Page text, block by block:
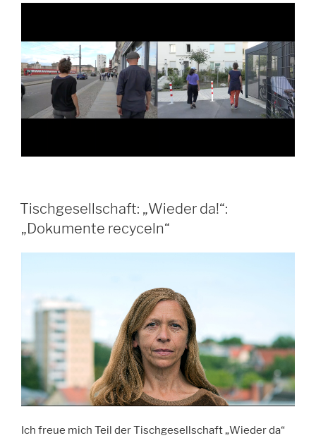
Tischgesellschaft: „Wieder da!“:
„Dokumente recyceln“
Ich freue mich Teil der Tischgesellschaft „Wieder da“